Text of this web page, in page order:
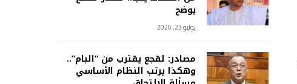
يوضح
يوليو 23, 2026
مصادر: لقجع يقترب من “البام”..
وهكذا يرتب النظام الأساسي